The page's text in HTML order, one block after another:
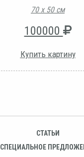
70 х 50 см
100000
Купить картину
СТАТЬИ
СПЕЦИАЛЬНОЕ